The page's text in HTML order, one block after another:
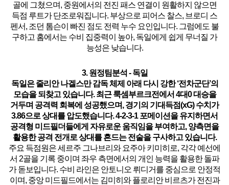
골에 그쳤으며, 중원에서의 전진 패스 연결이 원활하지 않으면
득점 루트가 단조로워집니다. 부상으로 피어스 찰스, 브로디 스
펜서, 조던 톰슨이 빠진 점도 전력 누수 요인입니다. 그럼에도 불
구하고 홈에서는 수비 집중력이 높아, 독일에게 쉽게 무너질 가
능성은 낮습니다.
3. 원정팀분석 - 독일
독일은 줄리안 나겔스만 감독 체제 아래 다시 강한 ‘전차군단’의
모습을 되찾고 있습니다.최근 룩셈부르크전에서 4대0 대승을
거두며 공격력 회복에 성공했으며, 경기의 기대득점(xG) 수치가
3.86으로 상대를 압도했습니다. 4-2-3-1포메이션을 유지하면서
공격형 미드필더들에게 자유로운 움직임을 부여하고, 양측면을
활용한 공격 전개로 상대를 흔드는 전술을 구사하고 있습니다.
주요 득점원은세르주 그나브리와 요주아 키미히로, 각각 예선에
서 2골을 기록 중이며 좌우 측면에서의 개인 능력을 활용한 돌파
가 돋보입니다. 수비 라인은 안토니오 뤼디거를 중심으로 안정적
이며, 중앙 미드필드에서는 김미히와 플로리안 비르츠가 전진과